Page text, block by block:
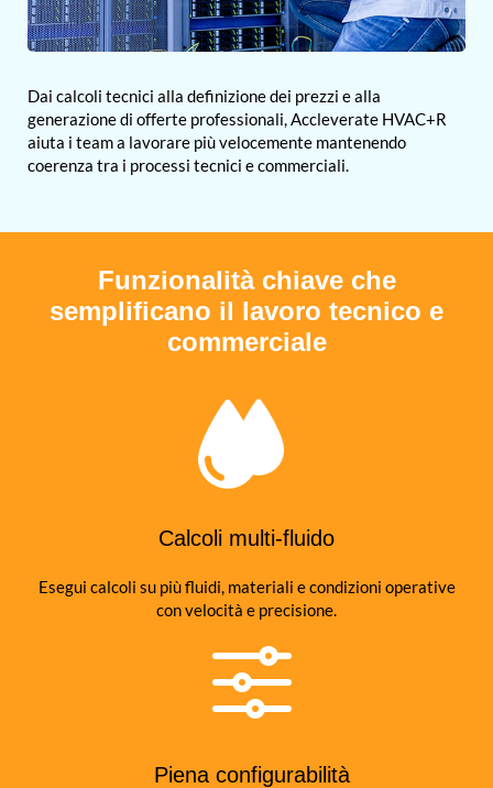
Dai calcoli tecnici alla definizione dei prezzi e alla
generazione di offerte professionali, Accleverate HVAC+R
aiuta i team a lavorare più velocemente mantenendo
coerenza tra i processi tecnici e commerciali.
Funzionalità chiave che
semplificano il lavoro tecnico e
commerciale
Calcoli multi-fluido
Esegui calcoli su più fluidi, materiali e condizioni operative
con velocità e precisione.
Piena configurabilità